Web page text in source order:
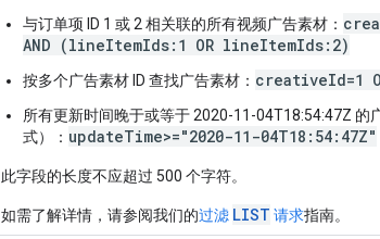
与订单项 ID 1 或 2 相关联的所有视频广告素材：
AND (lineItemIds:1 OR lineItemIds:2)
按多个广告素材 ID 查找广告素材： creativeId=1
所有更新时间晚于或等于 2020-11-04T18:54:47Z 的
式）： updateTime>="2020-11-04T18:54:47Z"
此字段的长度不应超过 500 个字符。
如需了解详情，请参阅我们的过滤 LIST 请求指南。